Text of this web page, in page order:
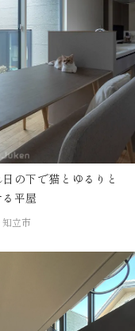
の下で猫とゆるりと
平屋
知立市